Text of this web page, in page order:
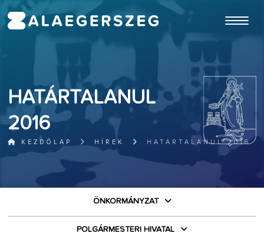
HATÁRTALANUL
2016
KEZDŐLAP HÍREK HATÁRTALANUL 2016
ÖNKORMÁNYZAT
POLGÁRMESTERI HIVATAL